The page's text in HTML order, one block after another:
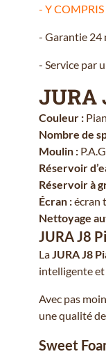
- Y COMPRIS
- Garantie 24
- Service par
JURA
Couleur :
Nombre de
Moulin :
Réservoir
Réservoir à
Écran :écran
Nettoyage
JURA J8
LaJURA J8
intelligente et
Avec pas
une qualité
Sweet